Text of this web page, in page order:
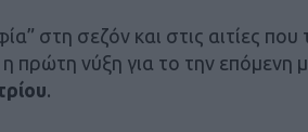
στη σεζόν και στις αιτίες
πρώτη νύξη για το την επόμενη
.